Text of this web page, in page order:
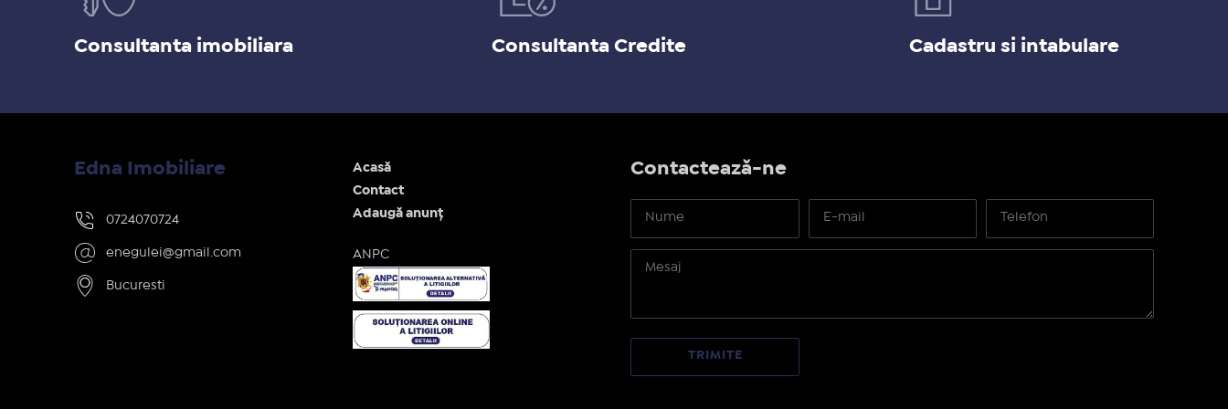
Consultanta imobiliara Consultanta Credite Cadastru si intabulare
Edna Imobiliare
0724070724
enegulei@gmail.com
Bucuresti
Acasă
Contact
Adaugă anunț
ANPC
Contactează-ne